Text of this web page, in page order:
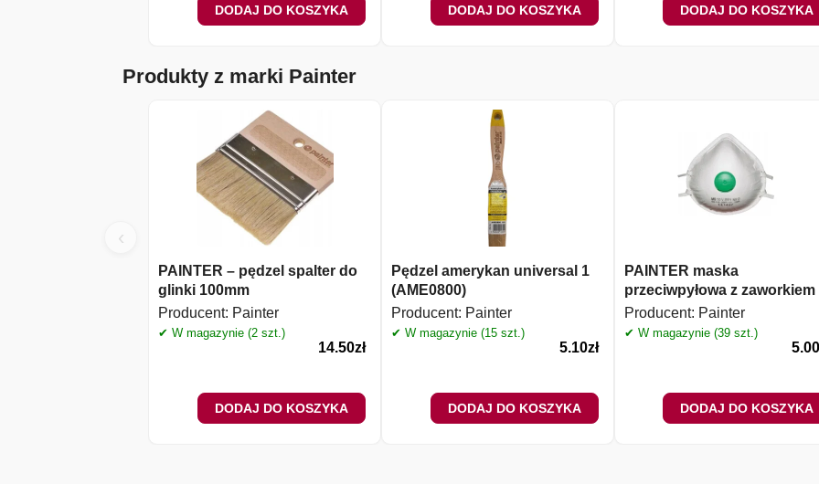
DODAJ DO KOSZYKA DODAJ DO KOSZYKA DODAJ DO KOSZYKA
Produkty z marki Painter
‹
PAINTER – pędzel spalter do
glinki 100mm
Producent: Painter
✔ W magazynie (2 szt.)
14.50zł
DODAJ DO KOSZYKA
Pędzel amerykan universal 1
(AME0800)
Producent: Painter
✔ W magazynie (15 szt.)
5.10zł
DODAJ DO KOSZYKA
PAINTER maska
przeciwpyłowa z zaworkiem
Producent: Painter
✔ W magazynie (39 szt.)
DODAJ DO KOSZYKA